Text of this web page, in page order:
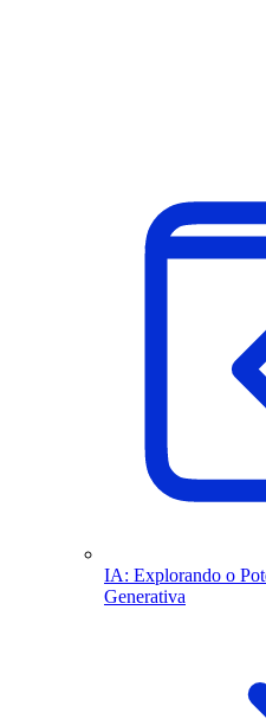
IA: Explorando o
Generativa